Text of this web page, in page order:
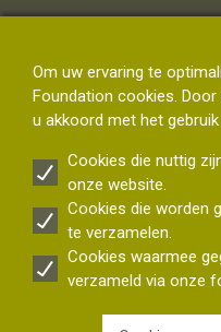
Om uw ervaring te
Foundation cookies.
u akkoord met het
Cookies die nuttig
onze website.
Cookies die worden
te verzamelen.
Cookies waarmee
verzameld via onze
FAQ Fiscaal Attest
Disclaimer
Privacyverklaring
persoonsgegevens van
Volg ons